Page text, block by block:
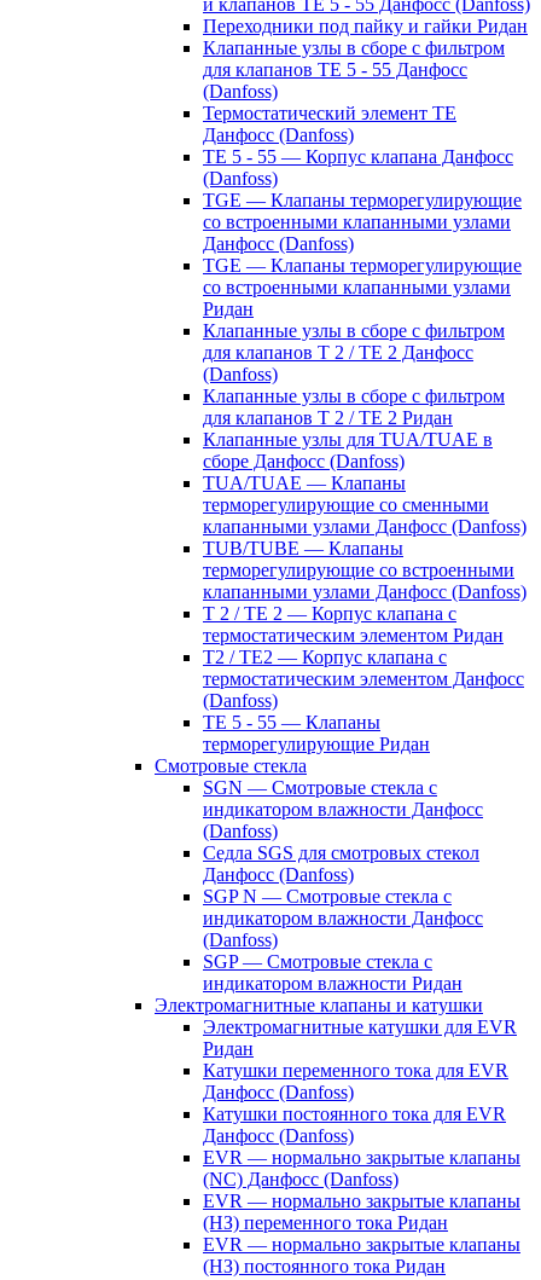
и клапанов TE 5 - 55 Данфосс (Danfoss)
Переходники под пайку и гайки Ридан
Клапанные узлы в сборе с фильтром
для клапанов TE 5 - 55 Данфосс
(Danfoss)
Термостатический элемент TE
Данфосс (Danfoss)
TE 5 - 55 — Корпус клапана Данфосс
(Danfoss)
TGE — Клапаны терморегулирующие
со встроенными клапанными узлами
Данфосс (Danfoss)
TGE — Клапаны терморегулирующие
со встроенными клапанными узлами
Ридан
Клапанные узлы в сборе с фильтром
для клапанов T 2 / TE 2 Данфосс
(Danfoss)
Клапанные узлы в сборе с фильтром
для клапанов T 2 / TE 2 Ридан
Клапанные узлы для TUA/TUAE в
сборе Данфосс (Danfoss)
TUA/TUAE — Клапаны
терморегулирующие со сменными
клапанными узлами Данфосс (Danfoss)
TUB/TUBE — Клапаны
терморегулирующие со встроенными
клапанными узлами Данфосс (Danfoss)
T 2 / TE 2 — Корпус клапана с
термостатическим элементом Ридан
T2 / TE2 — Корпус клапана с
термостатическим элементом Данфосс
(Danfoss)
TE 5 - 55 — Клапаны
терморегулирующие Ридан
Смотровые стекла
SGN — Смотровые стекла с
индикатором влажности Данфосс
(Danfoss)
Седла SGS для смотровых стекол
Данфосс (Danfoss)
SGP N — Смотровые стекла с
индикатором влажности Данфосс
(Danfoss)
SGP — Смотровые стекла с
индикатором влажности Ридан
Электромагнитные клапаны и катушки
Электромагнитные катушки для EVR
Ридан
Катушки переменного тока для EVR
Данфосс (Danfoss)
Катушки постоянного тока для EVR
Данфосс (Danfoss)
EVR — нормально закрытые клапаны
(NC) Данфосс (Danfoss)
EVR — нормально закрытые клапаны
(НЗ) переменного тока Ридан
EVR — нормально закрытые клапаны
(НЗ) постоянного тока Ридан